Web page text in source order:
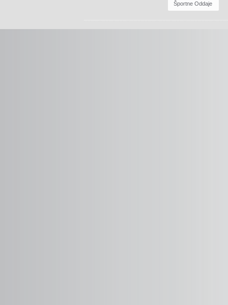
Športne Oddaje